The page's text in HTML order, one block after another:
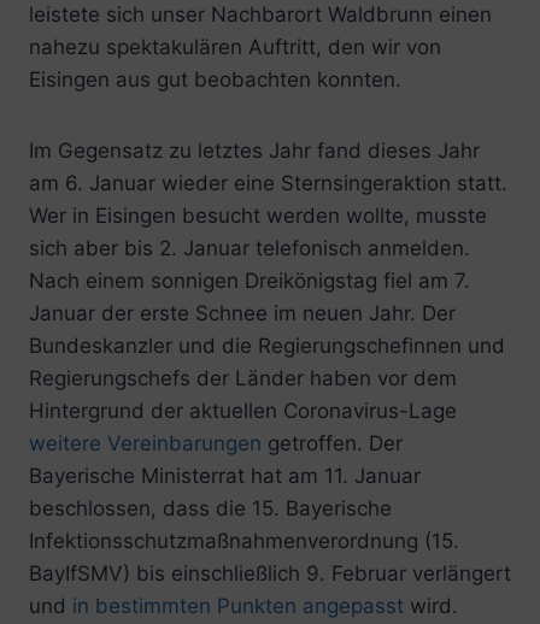
leistete sich unser Nachbarort Waldbrunn einen
nahezu spektakulären Auftritt, den wir von
Eisingen aus gut beobachten konnten.
Im Gegensatz zu letztes Jahr fand dieses Jahr
am 6. Januar wieder eine Sternsingeraktion statt.
Wer in Eisingen besucht werden wollte, musste
sich aber bis 2. Januar telefonisch anmelden.
Nach einem sonnigen Dreikönigstag fiel am 7.
Januar der erste Schnee im neuen Jahr. Der
Bundeskanzler und die Regierungschefinnen und
Regierungschefs der Länder haben vor dem
Hintergrund der aktuellen Coronavirus-Lage
weitere Vereinbarungen getroffen. Der
Bayerische Ministerrat hat am 11. Januar
beschlossen, dass die 15. Bayerische
Infektionsschutzmaßnahmenverordnung (15.
BayIfSMV) bis einschließlich 9. Februar verlängert
und in bestimmten Punkten angepasst wird.